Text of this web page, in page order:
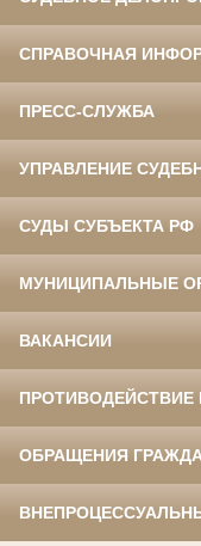
СПРАВОЧНАЯ
ПРЕСС-СЛУЖБА
УПРАВЛЕНИЕ
СУДЫ СУБЪЕКТА РФ
МУНИЦИПАЛЬНЫЕ
ВАКАНСИИ
ПРОТИВОДЕЙСТВИЕ
ОБРАЩЕНИЯ